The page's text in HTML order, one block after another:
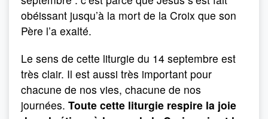
obéissant jusqu’à la mort de la Croix que son
Père l’a exalté.
Le sens de cette liturgie du 14 septembre est
très clair. Il est aussi très important pour
chacune de nos vies, chacune de nos
journées. Toute cette liturgie respire la joie